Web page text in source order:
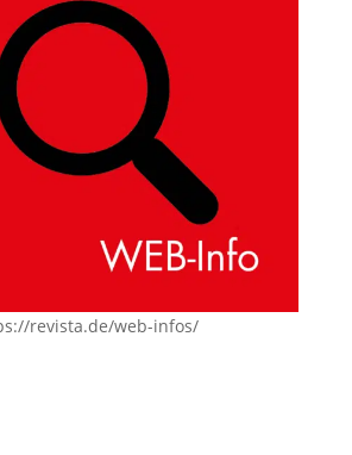
revista.de/web-infos/